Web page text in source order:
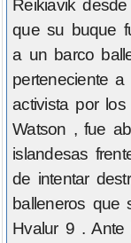
Reikiavik
que su buque
a un barco
perteneciente
activista por
Watson , fue
islandesas
de intentar
balleneros que
Hvalur 9 . Ante